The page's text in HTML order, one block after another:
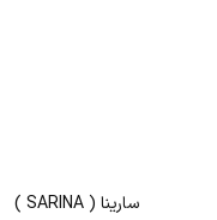
سارینا ( SARINA )